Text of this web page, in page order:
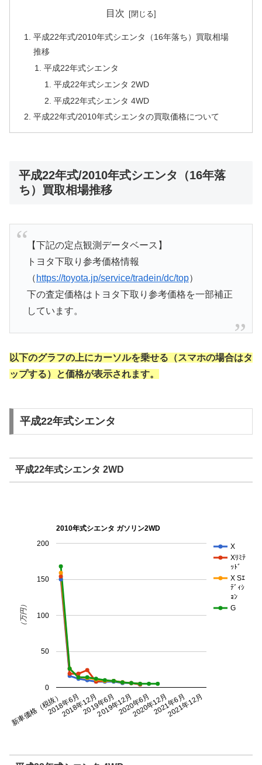
目次
平成22年式/2010年式シエンタ（16年落ち）買取相場
推移
平成22年式シエンタ
平成22年式シエンタ 2WD
平成22年式シエンタ 4WD
平成22年式/2010年式シエンタの買取価格について
平成22年式/2010年式シエンタ（16年落
ち）買取相場推移
【下記の定点観測データベース】
トヨタ下取り参考価格情報
（ https://toyota.jp/service/tradein/dc/top）
下の査定価格はトヨタ下取り参考価格を一部補正
しています。
以下のグラフの上にカーソルを乗せる（スマホの場合はタ
ップする）と価格が表示されます。
平成22年式シエンタ
平成22年式シエンタ 2WD
2010年式シエンタ ガソリン2WD
X
Xﾘﾐﾃ
ｯﾄﾞ
X Sｴ
ﾃﾞｨｼ
ｮﾝ
G
新車価格（税抜）2018年6月
2018年12月2019年6月
2019年12月2020年6月
2020年12月2021年6月
2021年12月
0
50
100
150
200
（万円）